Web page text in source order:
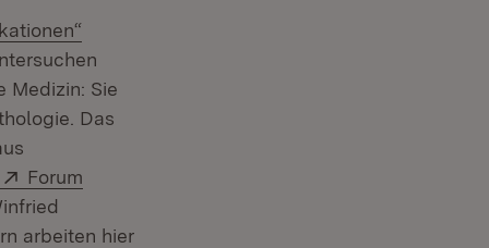
Medizin: Sie
Das
Extern:
Forum
arbeiten hier